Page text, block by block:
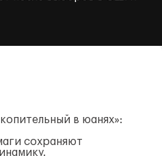
в юанях»:
сохраняют